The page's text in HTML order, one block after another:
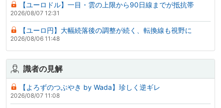
【ユーロドル】一目・雲の上限から90日線までが抵抗帯
2026/08/07 12:31
【ユーロ円】大幅続落後の調整が続く、転換線も視野に
2026/08/06 11:48
識者の見解
【よろずのつぶやき by Wada】珍しく逆ギレ
2026/08/07 11:08